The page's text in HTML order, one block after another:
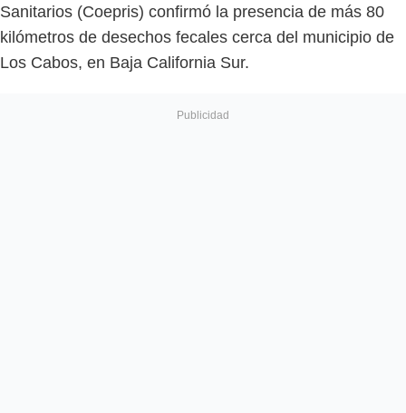
Sanitarios (Coepris) confirmó la presencia de más 80
kilómetros de desechos fecales cerca del municipio de
Los Cabos, en Baja California Sur.